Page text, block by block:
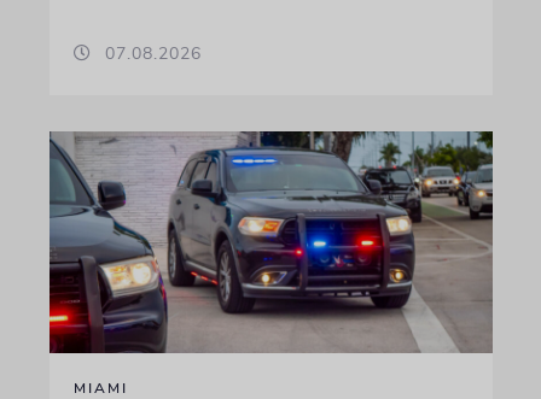
07.08.2026
MIAMI